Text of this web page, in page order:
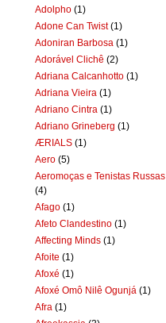
Adolpho (1)
Adone Can Twist (1)
Adoniran Barbosa (1)
Adorável Clichê (2)
Adriana Calcanhotto (1)
Adriana Vieira (1)
Adriano Cintra (1)
Adriano Grineberg (1)
ÆRIALS (1)
Aero (5)
Aeromoças e Tenistas Russas
(4)
Afago (1)
Afeto Clandestino (1)
Affecting Minds (1)
Afoite (1)
Afoxé (1)
Afoxé Omô Nilê Ogunjá (1)
Afra (1)